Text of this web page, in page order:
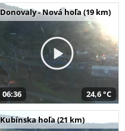
Donovaly - Nová hoľa (19 km)
06:36 24,6 °C
Kubínska hoľa (21 km)